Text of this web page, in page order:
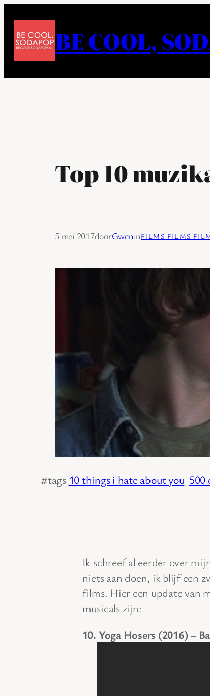
de
BE COOL,
Top 10
5 mei 2017doorGweninFILMS FILMS
#tags 10 things i hate about you 500
Ik schreef al eerder over
niets aan doen, ik blijf een
films. Hier een update van
musicals zijn:
10. Yoga Hosers (2016) –